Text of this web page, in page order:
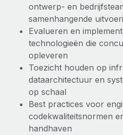
ontwerp- en
samenhangende
Evalueren en
technologieën die
opleveren
Toezicht houden op
dataarchitectuur en
op schaal
Best practices voor
codekwaliteitsnormen
handhaven